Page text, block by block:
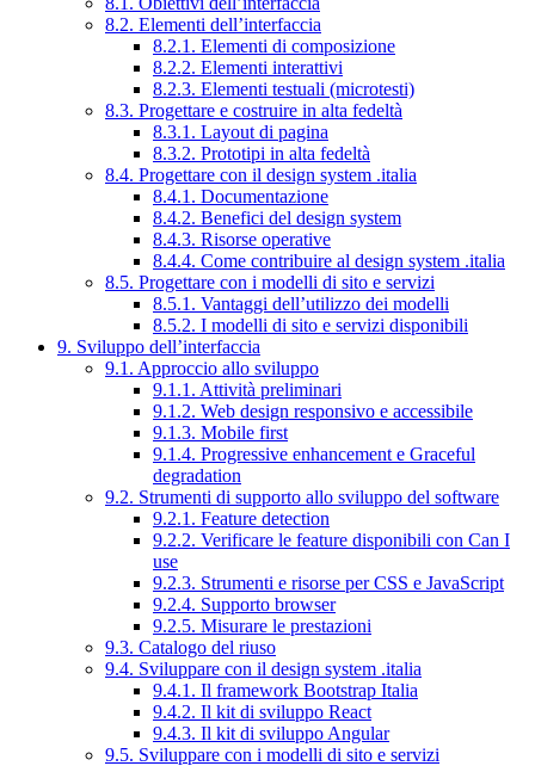
8.2. Elementi dell’interfaccia
8.2.1. Elementi di composizione
8.2.2. Elementi interattivi
8.2.3. Elementi testuali (microtesti)
8.3. Progettare e costruire in alta fedeltà
8.3.1. Layout di pagina
8.3.2. Prototipi in alta fedeltà
8.4. Progettare con il design system .italia
8.4.1. Documentazione
8.4.2. Benefici del design system
8.4.3. Risorse operative
8.4.4. Come contribuire al design system .italia
8.5. Progettare con i modelli di sito e servizi
8.5.1. Vantaggi dell’utilizzo dei modelli
8.5.2. I modelli di sito e servizi disponibili
9. Sviluppo dell’interfaccia
9.1. Approccio allo sviluppo
9.1.1. Attività preliminari
9.1.2. Web design responsivo e accessibile
9.1.3. Mobile first
9.1.4. Progressive enhancement e Graceful
degradation
9.2. Strumenti di supporto allo sviluppo del software
9.2.1. Feature detection
9.2.2. Verificare le feature disponibili con Can I
use
9.2.3. Strumenti e risorse per CSS e JavaScript
9.2.4. Supporto browser
9.2.5. Misurare le prestazioni
9.3. Catalogo del riuso
9.4. Sviluppare con il design system .italia
9.4.1. Il framework Bootstrap Italia
9.4.2. Il kit di sviluppo React
9.4.3. Il kit di sviluppo Angular
9.5. Sviluppare con i modelli di sito e servizi